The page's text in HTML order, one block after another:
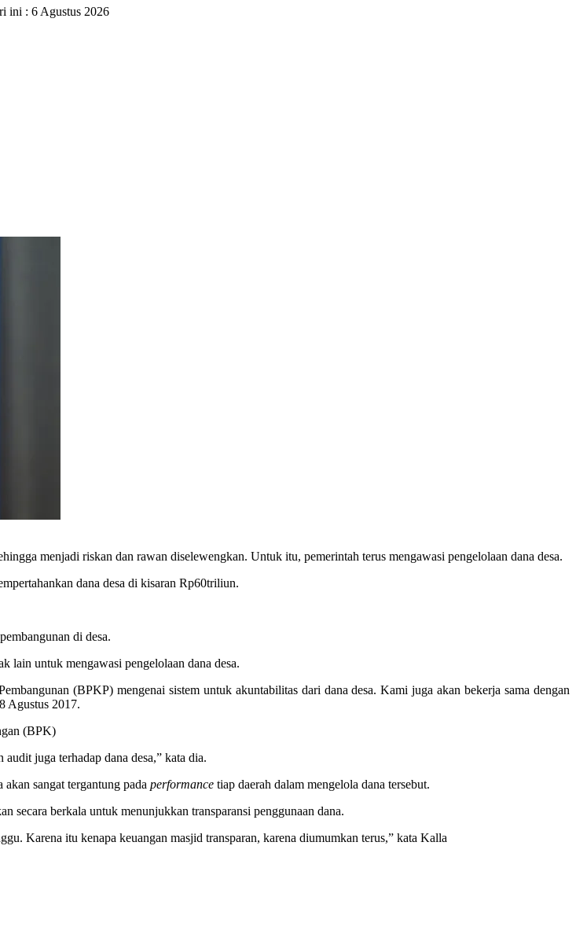
ini : 6 Agustus 2026
menjadi riskan dan rawan diselewengkan. Untuk itu, pemerintah terus mengawasi pengelolaan dana desa.
dana desa di kisaran Rp60triliun.
di desa.
lain untuk mengawasi pengelolaan dana desa.
(BPKP) mengenai sistem untuk akuntabilitas dari dana desa. Kami juga akan bekerja sama dengan
Agustus 2017.
(BPK)
juga terhadap dana desa,” kata dia.
sangat tergantung pada performance tiap daerah dalam mengelola dana tersebut.
secara berkala untuk menunjukkan transparansi penggunaan dana.
Karena itu kenapa keuangan masjid transparan, karena diumumkan terus,” kata Kalla